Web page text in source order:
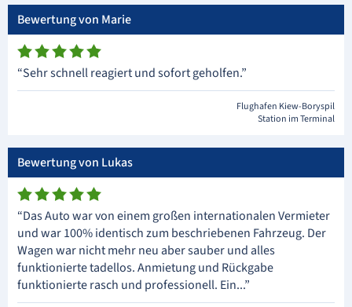
Bewertung von Marie
“Sehr schnell reagiert und sofort geholfen.”
Flughafen Kiew-Boryspil
Station im Terminal
Bewertung von Lukas
“Das Auto war von einem großen internationalen Vermieter
und war 100% identisch zum beschriebenen Fahrzeug. Der
Wagen war nicht mehr neu aber sauber und alles
funktionierte tadellos. Anmietung und Rückgabe
funktionierte rasch und professionell. Ein...”